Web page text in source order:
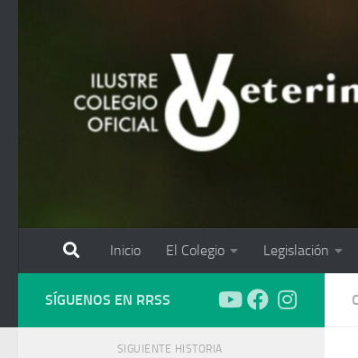
Inicio El Colegio Legislación
SÍGUENOS EN RRSS
SIGUIENTE HISTORIA